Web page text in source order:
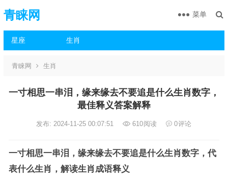
青睐网
星座 生肖
菜单
青睐网 生肖
一寸相思一串泪，缘来缘去不要追是什么生肖数字，
最佳释义答案解释
发布: 2024-11-25 00:07:51 610阅读 0评论
一寸相思一串泪，缘来缘去不要追是什么生肖数字，代
表什么生肖，解读生肖成语释义